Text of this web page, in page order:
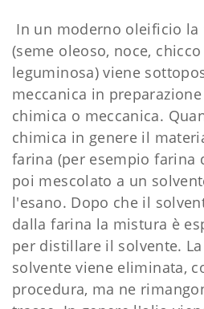
In un moderno oleificio la
(seme oleoso, noce,
leguminosa) viene
meccanica in
chimica o meccanica.
chimica in genere il
farina (per esempio farina
poi mescolato a un
l'esano. Dopo che il
dalla farina la mistura è
per distillare il solvente.
solvente viene eliminata,
procedura, ma ne